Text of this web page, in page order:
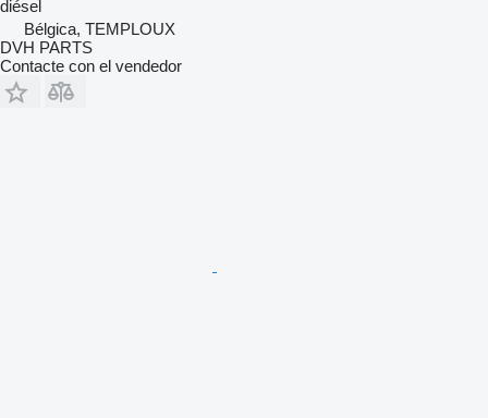
diésel
Bélgica, TEMPLOUX
DVH PARTS
Contacte con el vendedor